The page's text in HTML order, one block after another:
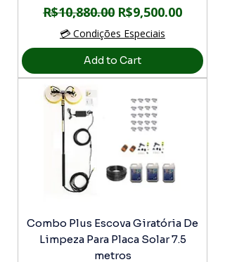
Regular Price
R$10,880.00 Sale Price
R$9,500.00
💳 Condições Especiais
Add to Cart
Combo Plus Escova Giratória De
Limpeza Para Placa Solar 7.5
metros